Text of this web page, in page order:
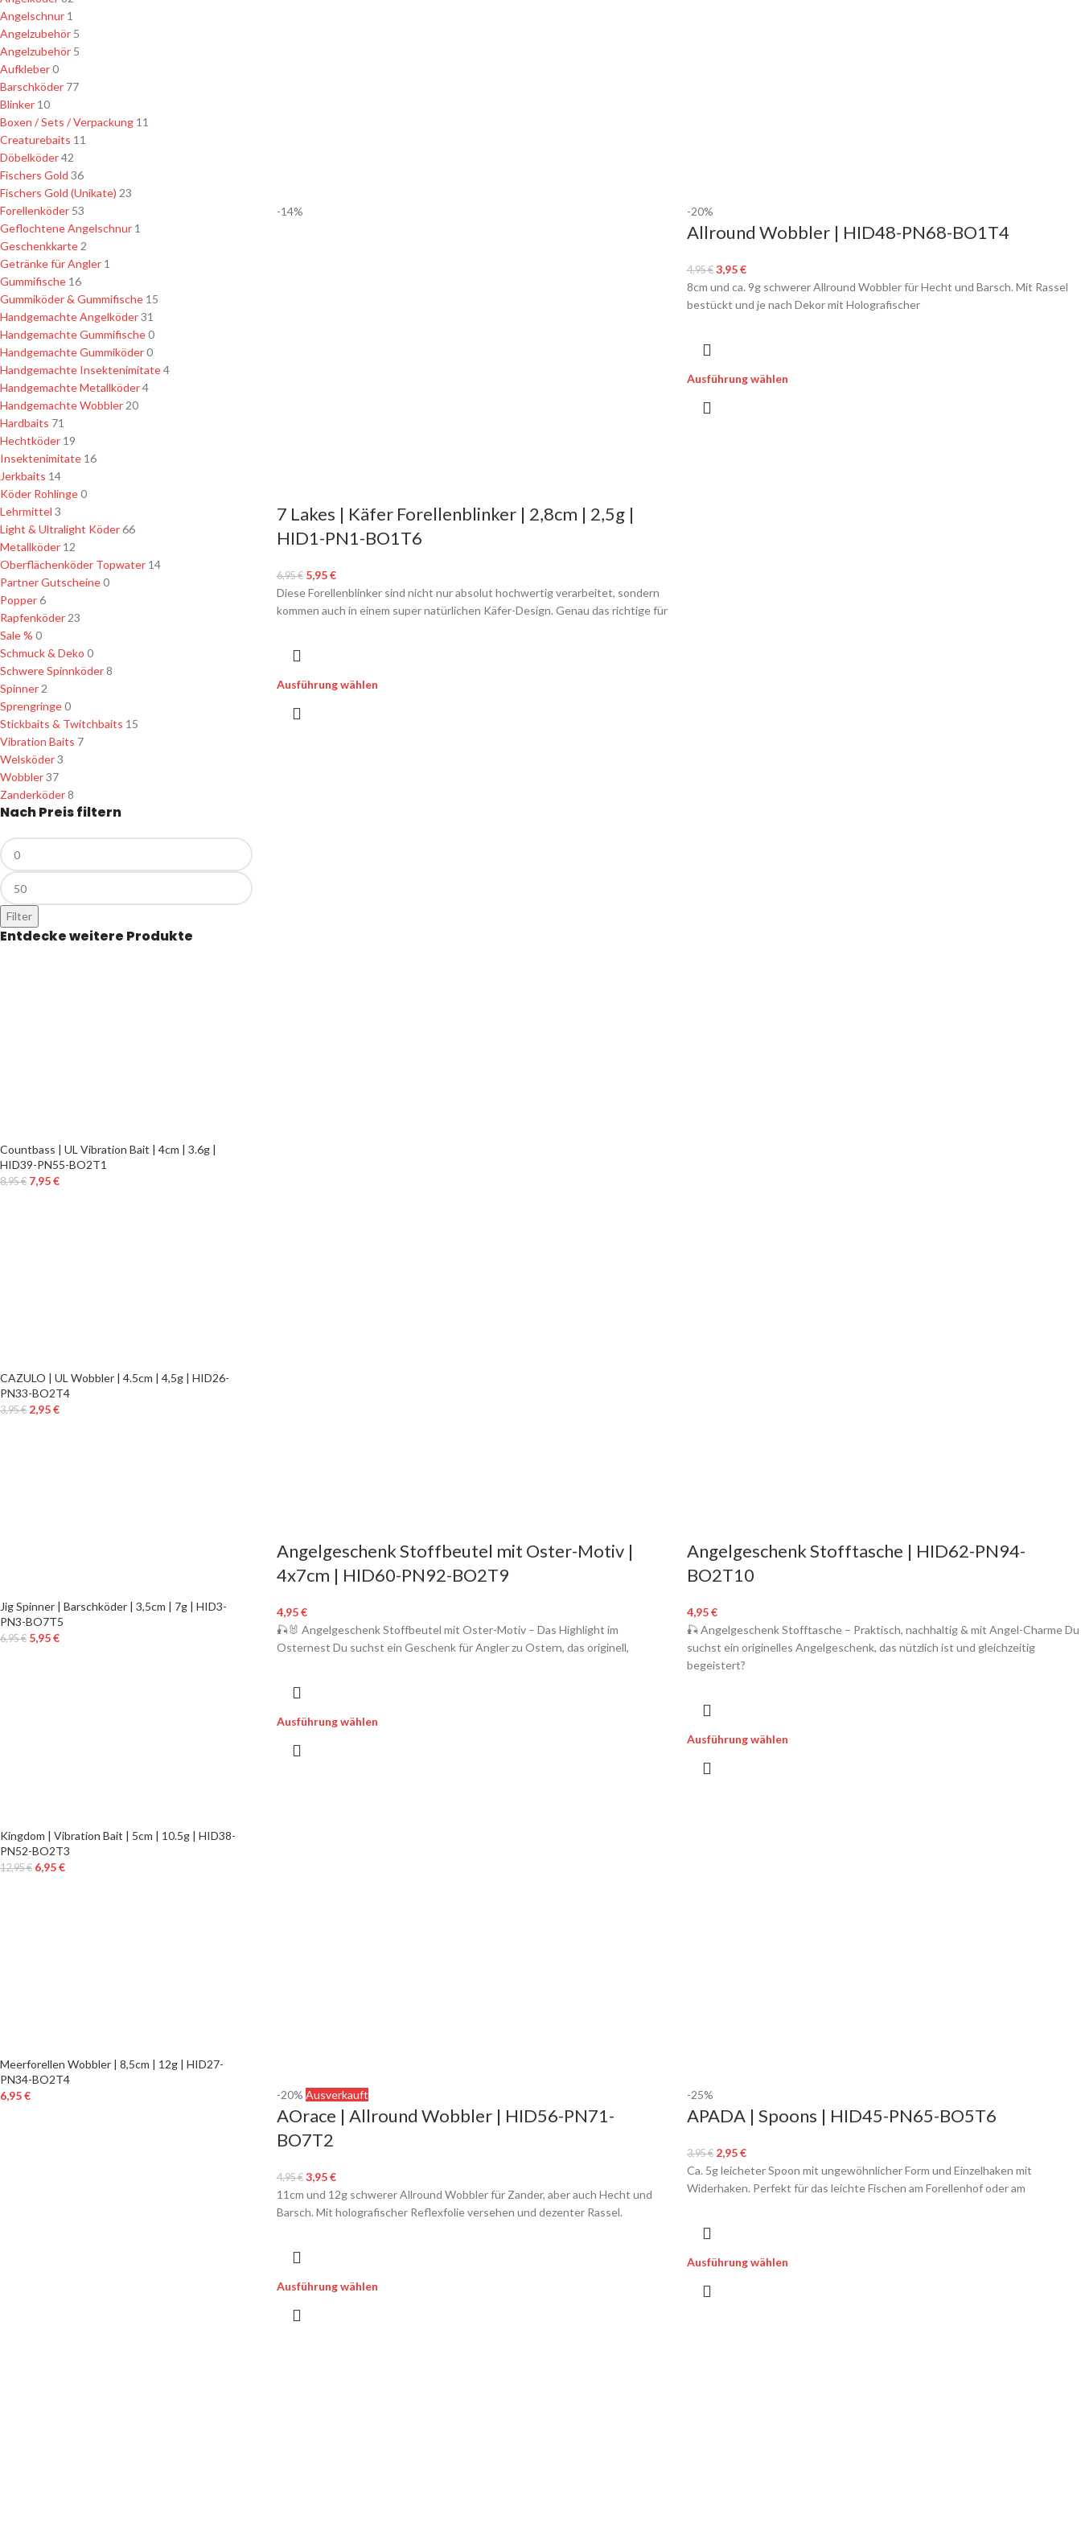
Angelschnur 1
Angelzubehör 5
Angelzubehör 5
Aufkleber0
Barschköder 77
Blinker 10
Boxen / Sets / Verpackung 11
Creaturebaits 11
Döbelköder42
Fischers Gold 36
Fischers Gold (Unikate) 23
Forellenköder 53
Geflochtene Angelschnur 1
Geschenkkarte 2
Getränke für Angler 1
Gummifische 16
Gummiköder & Gummifische 15
Handgemachte Angelköder31
Handgemachte Gummifische0
Handgemachte Gummiköder0
Handgemachte Insektenimitate4
Handgemachte Metallköder4
Handgemachte Wobbler 20
Hardbaits 71
Hechtköder 19
Insektenimitate 16
Jerkbaits 14
Köder Rohlinge0
Lehrmittel 3
Light & Ultralight Köder66
Metallköder 12
Oberflächenköder Topwater 14
Partner Gutscheine0
Popper6
Rapfenköder 23
Sale % 0
Schmuck & Deko 0
Schwere Spinnköder8
Spinner 2
Sprengringe0
Stickbaits & Twitchbaits 15
Vibration Baits 7
Welsköder3
Wobbler37
Zanderköder8
Nach Preis filtern
Filter
Entdecke weitere Produkte
Countbass | UL Vibration Bait | 4cm | 3.6g |
HID39-PN55-BO2T1
8,95€ 7,95€
CAZULO | UL Wobbler | 4.5cm | 4,5g | HID26-
PN33-BO2T4
3,95€ 2,95€
Jig Spinner | Barschköder | 3,5cm | 7g | HID3-
PN3-BO7T5
6,95€ 5,95€
Kingdom | Vibration Bait | 5cm | 10.5g | HID38-
PN52-BO2T3
12,95€ 6,95€
Meerforellen Wobbler | 8,5cm | 12g | HID27-
PN34-BO2T4
6,95€
-14%
7 Lakes | Käfer Forellenblinker | 2,8cm | 2,5g |
HID1-PN1-BO1T6
6,95€ 5,95€
Diese Forellenblinker sind nicht nur absolut hochwertig verarbeitet, sondern
kommen auch in einem super natürlichen Käfer-Design. Genau das richtige für
Ausführung wählen
-20%
Allround Wobbler | HID48-PN68-BO1T4
4,95€ 3,95€
8cm und ca. 9g schwerer Allround Wobbler für Hecht und Barsch. Mit Rassel
bestückt und je nach Dekor mit Holografischer
Ausführung wählen
Angelgeschenk Stoffbeutel mit Oster-Motiv |
4x7cm | HID60-PN92-BO2T9
4,95€
🎣🐰 Angelgeschenk Stoffbeutel mit Oster-Motiv – Das Highlight im
Osternest Du suchst ein Geschenk für Angler zu Ostern, das originell,
Ausführung wählen
Angelgeschenk Stofftasche | HID62-PN94-
BO2T10
4,95€
🎣 Angelgeschenk Stofftasche – Praktisch, nachhaltig & mit Angel-Charme Du
suchst ein originelles Angelgeschenk, das nützlich ist und gleichzeitig
begeistert?
Ausführung wählen
-20% Ausverkauft
AOrace | Allround Wobbler | HID56-PN71-
BO7T2
4,95€ 3,95€
11cm und 12g schwerer Allround Wobbler für Zander, aber auch Hecht und
Barsch. Mit holografischer Reflexfolie versehen und dezenter Rassel.
Ausführung wählen
-25%
APADA | Spoons | HID45-PN65-BO5T6
3,95€ 2,95€
Ca. 5g leicheter Spoon mit ungewöhnlicher Form und Einzelhaken mit
Widerhaken. Perfekt für das leichte Fischen am Forellenhof oder am
Ausführung wählen